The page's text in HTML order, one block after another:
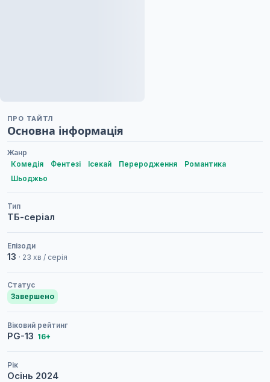
ПРО ТАЙТЛ
Основна інформація
Жанр
Комедія
Фентезі Ісекай Переродження
Романтика
Шьоджьо
Тип
ТБ-серіал
Епізоди
13 · 23 хв / серія
Статус
Завершено
Віковий рейтинг
PG-13 16+
Рік
Осінь 2024